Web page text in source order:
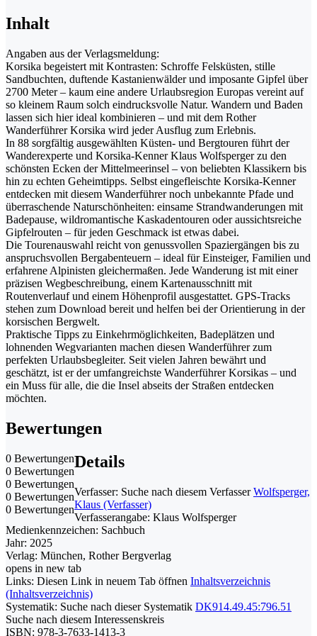
Inhalt
Angaben aus der Verlagsmeldung:
Korsika begeistert mit Kontrasten: Schroffe Felsküsten, stille
Sandbuchten, duftende Kastanienwälder und imposante Gipfel über
2700 Meter – kaum eine andere Urlaubsregion Europas vereint auf
so kleinem Raum solch eindrucksvolle Natur. Wandern und Baden
lassen sich hier ideal kombinieren – und mit dem Rother
Wanderführer Korsika wird jeder Ausflug zum Erlebnis.
In 88 sorgfältig ausgewählten Küsten- und Bergtouren führt der
Wanderexperte und Korsika-Kenner Klaus Wolfsperger zu den
schönsten Ecken der Mittelmeerinsel – von beliebten Klassikern bis
hin zu echten Geheimtipps. Selbst eingefleischte Korsika-Kenner
entdecken mit diesem Wanderführer noch unbekannte Pfade und
überraschende Naturschönheiten: einsame Strandwanderungen mit
Badepause, wildromantische Kaskadentouren oder aussichtsreiche
Gipfelrouten – für jeden Geschmack ist etwas dabei.
Die Tourenauswahl reicht von genussvollen Spaziergängen bis zu
anspruchsvollen Bergabenteuern – ideal für Einsteiger, Familien und
erfahrene Alpinisten gleichermaßen. Jede Wanderung ist mit einer
präzisen Wegbeschreibung, einem Kartenausschnitt mit
Routenverlauf und einem Höhenprofil ausgestattet. GPS-Tracks
stehen zum Download bereit und helfen bei der Orientierung in der
korsischen Bergwelt.
Praktische Tipps zu Einkehrmöglichkeiten, Badeplätzen und
lohnenden Wegvarianten machen diesen Wanderführer zum
perfekten Urlaubsbegleiter. Seit vielen Jahren bewährt und
geschätzt, ist er der umfangreichste Wanderführer Korsikas – und
ein Muss für alle, die die Insel abseits der Straßen entdecken
möchten.
Bewertungen
0 Bewertungen
0 Bewertungen
0 Bewertungen
0 Bewertungen
0 Bewertungen
Details
Verfasser: Suche nach diesem Verfasser Wolfsperger,
Klaus (Verfasser)
Verfasserangabe: Klaus Wolfsperger
Medienkennzeichen: Sachbuch
Jahr: 2025
Verlag: München, Rother Bergverlag
opens in new tab
Links: Diesen Link in neuem Tab öffnen Inhaltsverzeichnis
(Inhaltsverzeichnis)
Systematik: Suche nach dieser Systematik DK914.49.45:796.51
Suche nach diesem Interessenskreis
ISBN: 978-3-7633-1413-3